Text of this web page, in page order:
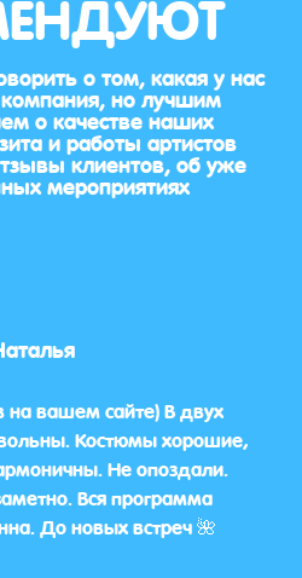
о том, какая у нас
но лучшим
о качестве наших
и работы артистов
клиентов, об уже
мероприятиях
на вашем сайте) В двух
Костюмы хорошие,
Не опоздали.
Вся программа
До новых встреч 🌺